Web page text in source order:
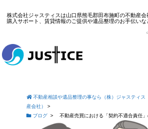
株式会社ジャスティスは山口県熊毛郡田布施町の不動産
購入サポート、賃貸情報のご提供や遺品整理のお手伝いな
不動産相談や遺品整理の事なら（株）ジャスティス
産会社）
>
ブログ > 不動産売買における「契約不適合責任